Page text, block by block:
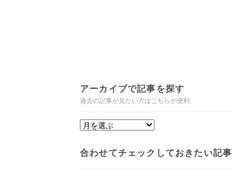
アーカイブで記事を探す
過去の記事が見たい方はこちらが便利
合わせてチェックしておきたい記事